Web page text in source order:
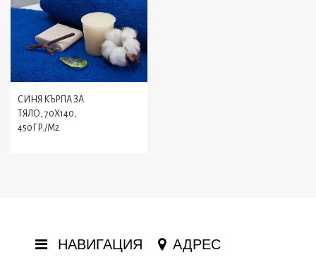
СИНЯ КЪРПА ЗА
ТЯЛО, 70X140,
450ГР./М2
НАВИГАЦИЯ АДРЕС